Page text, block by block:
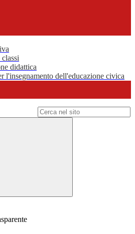
didattica
l'insegnamento dell'educazione civica